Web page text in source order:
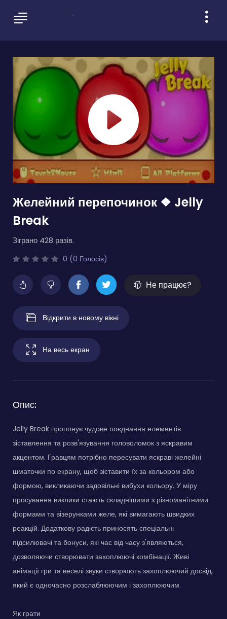
Желейний перепочинок ❖ Jelly
Break
Зіграно 428 разів.
0 (0 Голосів)
Не працює?
Відкрити в новому вікні
На весь екран
Опис:
Jelly Break пропонує чудове поєднання елементів
зіставлення та розв'язування головоломок з яскравим
акцентом. Гравцям потрібно пересувати яскраві желейні
шматочки по екрану, щоб зіставити їх за кольором або
формою, викликаючи задовільні вибухи кольору. У міру
просування виклики стають складнішими з різноманітними
формами та візерунками желе, які вимагають швидких
реакцій. Додаткову радість приносять спеціальні
підсилювачі та бонуси, які час від часу з'являються,
дозволяючи створювати захоплюючі комбінації. Живі
анімації гри та веселі звуки створюють захоплюючий досвід,
який є одночасно розслаблюючим і захоплюючим.
Як грати